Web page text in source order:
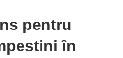
pentru
în